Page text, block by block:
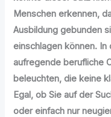
Menschen erkennen,
Ausbildung gebunden
einschlagen können.
aufregende berufliche
beleuchten, die keine
Egal, ob Sie auf der
oder einfach nur